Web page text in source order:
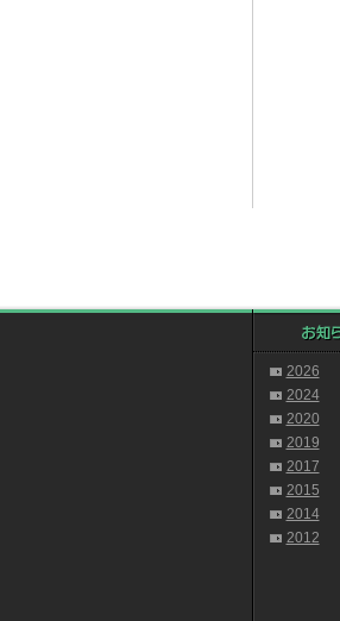
2026
2024
2020
2019
2017
2015
2014
2012